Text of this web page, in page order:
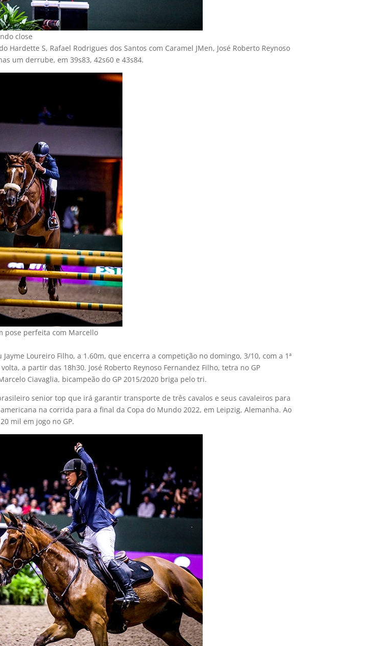
close
Hardette S, Rafael Rodrigues dos Santos com Caramel JMen, José Roberto Reynoso
um derrube, em 39s83, 42s60 e 43s84.
pose perfeita com Marcello
Loureiro Filho, a 1.60m, que encerra a competição no domingo, 3/10, com a 1ª
a partir das 18h30. José Roberto Reynoso Fernandez Filho, tetra no GP
Ciavaglia, bicampeão do GP 2015/2020 briga pelo tri.
senior top que irá garantir transporte de três cavalos e seus cavaleiros para
na corrida para a final da Copa do Mundo 2022, em Leipzig, Alemanha. Ao
mil em jogo no GP.